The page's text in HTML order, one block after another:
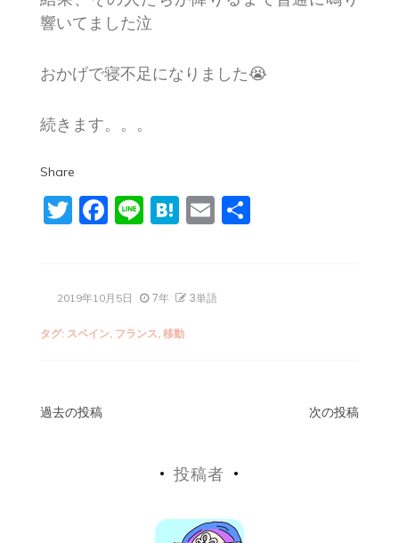
響いてました泣
おかげで寝不足になりました😭
続きます。。。
Share
Twitter
Facebook
LineHatena
Email
共
2019年10月5日 7年 3単語
タグ: スペイン, フランス , 移動
投
過去の投稿 次の投稿
投稿者